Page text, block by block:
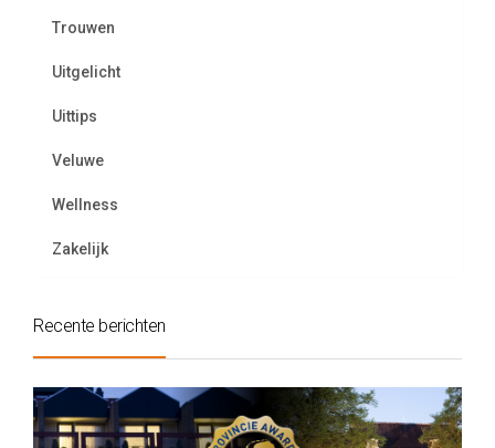
Trouwen
Uitgelicht
Uittips
Veluwe
Wellness
Zakelijk
Recente berichten